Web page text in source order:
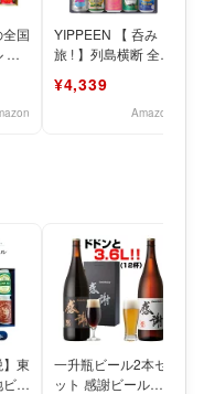
国
飲
本
YIPPEEN 【 呑み
旅 ! 】列島横断 全国
ール 飲み
¥4,339
Amazon
】東
ー
一升瓶ビール2本セ
ット 感謝ビール